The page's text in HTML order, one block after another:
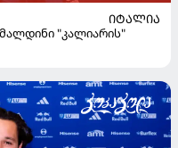
ᲘᲢᲐᲚᲘᲐ
"კალიარის"